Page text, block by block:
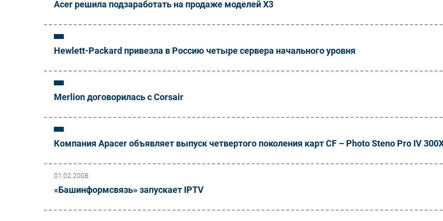
Acer решила подзаработать на продаже моделей X3
Hewlett-Packard привезла в Россию четыре сервера начального уровня
Merlion договорилась с Corsair
Компания Apacer объявляет выпуск четвертого поколения карт CF – Photo Steno Pro IV
01.02.2008
«Башинформсвязь» запускает IPTV